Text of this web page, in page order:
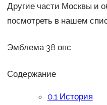
Другие части Москвы и
посмотреть в нашем
Эмблема 38 опс
Содержание
0.1История